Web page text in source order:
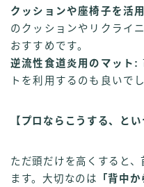
クッションや座椅子を活
のクッションやリクライ
おすすめです。
逆流性食道炎用のマット:
トを利用するのも良いでし
【プロならこうする、とい
ただ頭だけを高くすると
ます。大切なのは
「背中